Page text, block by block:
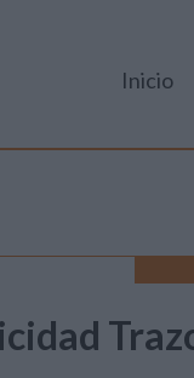
Inicio